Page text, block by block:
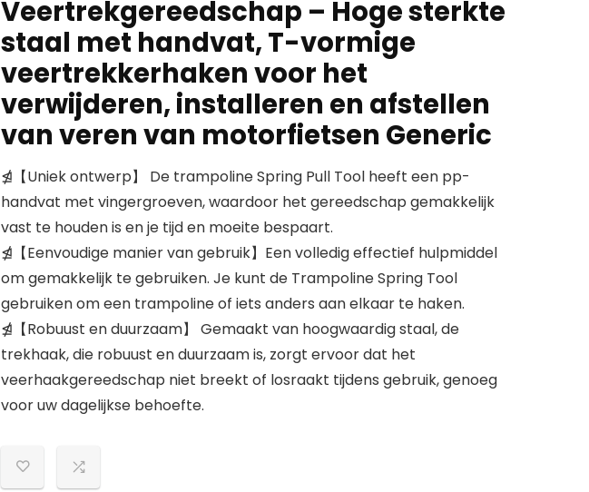
Veertrekgereedschap – Hoge sterkte
staal met handvat, T-vormige
veertrekkerhaken voor het
verwijderen, installeren en afstellen
van veren van motorfietsen Generic
⋬【Uniek ontwerp】 De trampoline Spring Pull Tool heeft een pp-
handvat met vingergroeven, waardoor het gereedschap gemakkelijk
vast te houden is en je tijd en moeite bespaart.
⋬【Eenvoudige manier van gebruik】Een volledig effectief hulpmiddel
om gemakkelijk te gebruiken. Je kunt de Trampoline Spring Tool
gebruiken om een trampoline of iets anders aan elkaar te haken.
⋬【Robuust en duurzaam】 Gemaakt van hoogwaardig staal, de
trekhaak, die robuust en duurzaam is, zorgt ervoor dat het
veerhaakgereedschap niet breekt of losraakt tijdens gebruik, genoeg
voor uw dagelijkse behoefte.